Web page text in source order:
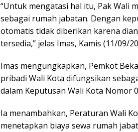
“Untuk mengatasi hal itu, Pak Wali
sebagai rumah jabatan. Dengan
otomatis tidak diberikan karena
tersedia,” jelas Imas, Kamis (11/09/
Imas mengungkapkan, Pemkot
pribadi Wali Kota difungsikan
dalam Keputusan Wali Kota Nomor
Ia menambahkan, Peraturan Wali
menetapkan biaya sewa rumah